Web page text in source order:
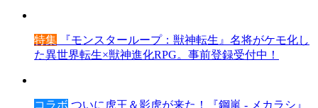
特集 『モンスターループ：獣神転生』名将がケモ化し
た異世界転生×獣神進化RPG。事前登録受付中！
コラボ ついに虎王＆影虎が来た！『鋼嵐 - メカラシ』